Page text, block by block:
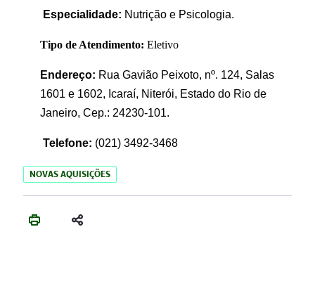
Especialidade: Nutrição e Psicologia.
Tipo de Atendimento: Eletivo
Endereço: Rua Gavião Peixoto, nº. 124, Salas
1601 e 1602, Icaraí, Niterói, Estado do Rio de
Janeiro, Cep.: 24230-101.
Telefone: (021) 3492-3468
NOVAS AQUISIÇÕES